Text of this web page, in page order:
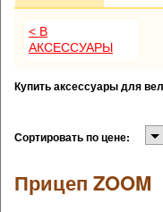
< В
АКСЕССУАРЫ
Купить аксессуары для
Сортировать по цене:
Прицеп ZOOM